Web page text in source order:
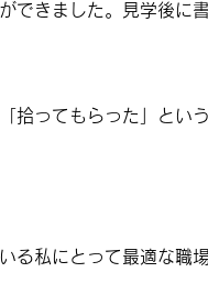
できました。見学後に
拾ってもらった」とい
る私にとって最適な職場